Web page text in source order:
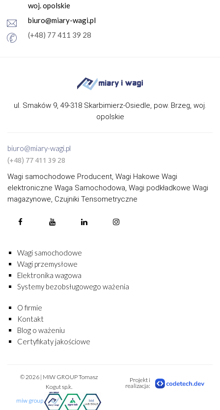
woj. opolskie
biuro@miary-wagi.pl
(+48) 77 411 39 28
ul. Smaków 9, 49-318 Skarbimierz-Osiedle, pow. Brzeg, woj.
opolskie
biuro@miary-wagi.pl
(+48) 77 411 39 28
Wagi samochodowe Producent, Wagi Hakowe Wagi
elektroniczne Waga Samochodowa, Wagi podkładkowe Wagi
magazynowe, Czujniki Tensometryczne
Wagi samochodowe
Wagi przemysłowe
Elektronika wagowa
Systemy bezobsługowego ważenia
O firmie
Kontakt
Blog o ważeniu
Certyfikaty jakościowe
© 2026 | MIW GROUP Tomasz
Kogut sp.k.
miw group
Projekt i
realizacja: